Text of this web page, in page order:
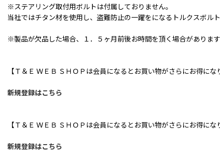
※ステアリング取付用ボルトは付属しておりません。
当社ではチタン材を使用し、盗難防止の一躍をになるトルクスボル
※製品が欠品した場合、１．５ヶ月前後お時間を頂く場合がありま
【Ｔ＆Ｅ ＷＥＢ ＳＨＯＰは会員になるとお買い物がさらにお得にな
新規登録はこちら
【Ｔ＆Ｅ ＷＥＢ ＳＨＯＰは会員になるとお買い物がさらにお得にな
新規登録はこちら